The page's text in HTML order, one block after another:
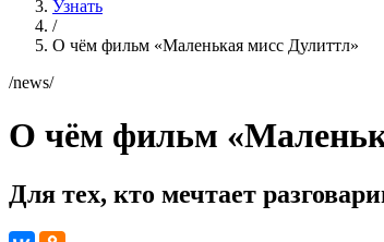
Узнать
/
О чём фильм «Маленькая мисс Дулиттл»
/news/
О чём фильм
Для тех, кто мечтает